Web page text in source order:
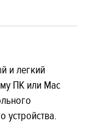
и легкий
ПК или Mac
устройства.